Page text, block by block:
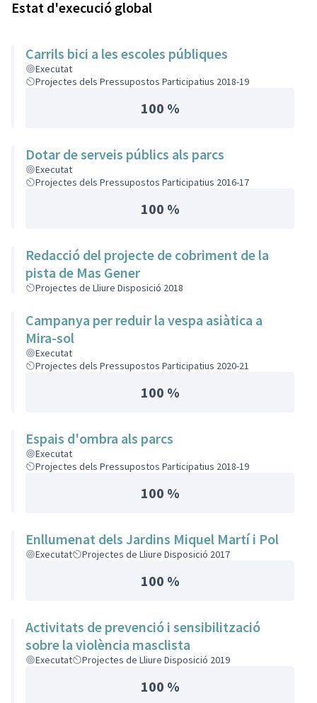
Estat d'execució global
Carrils bici a les escoles públiques
Executat
Projectes dels Pressupostos Participatius 2018-19
100 %
Dotar de serveis públics als parcs
Executat
Projectes dels Pressupostos Participatius 2016-17
100 %
Redacció del projecte de cobriment de la
pista de Mas Gener
Projectes de Lliure Disposició 2018
Campanya per reduir la vespa asiàtica a
Mira-sol
Executat
Projectes dels Pressupostos Participatius 2020-21
100 %
Espais d'ombra als parcs
Executat
Projectes dels Pressupostos Participatius 2018-19
100 %
Enllumenat dels Jardins Miquel Martí i Pol
Executat Projectes de Lliure Disposició 2017
100 %
Activitats de prevenció i sensibilització
sobre la violència masclista
Executat Projectes de Lliure Disposició 2019
100 %